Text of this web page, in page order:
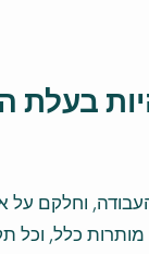
בעלת
וחלקם
מותרות כלל, וכל